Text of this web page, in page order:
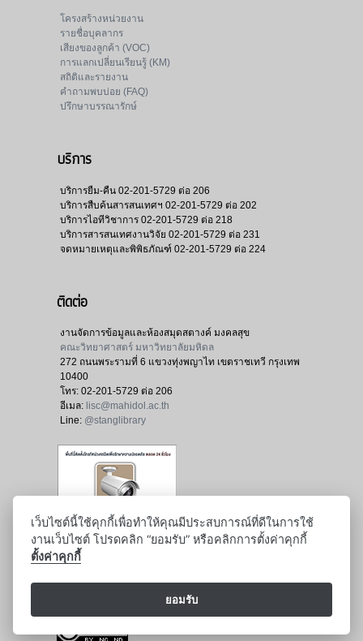
โครงสร้างหน่วยงาน
รายชื่อบุคลากร
เสียงของลูกค้า (VOC)
การแลกเปลี่ยนเรียนรู้ (KM)
สถิติและรายงาน
คำถามพบบ่อย (FAQ)
ปรึกษาบรรณารักษ์
บริการ
บริการยืม-คืน 02-201-5729 ต่อ 206
บริการสืบค้นสารสนเทศฯ 02-201-5729 ต่อ 202
บริการไอทีวิชาการ 02-201-5729 ต่อ 218
บริการสารสนเทศงานวิจัย 02-201-5729 ต่อ 231
จดหมายเหตุและพิพิธภัณฑ์ 02-201-5729 ต่อ 224
ติดต่อ
งานจัดการข้อมูลและห้องสมุดสตางค์ มงคลสุข
คณะวิทยาศาสตร์ มหาวิทยาลัยมหิดล
272 ถนนพระรามที่ 6 แขวงทุ่งพญาไท เขตราชเทวี กรุงเทพ
10400
โทร: 02-201-5729 ต่อ 206
อีเมล: lisc@mahidol.ac.th
Line: @stanglibrary
เว็บไซต์นี้ใช้คุกกี้เพื่อทำให้คุณมีประสบการณ์ที่ดีในการใช้
งานเว็บไซต์ โปรดคลิก “ยอมรับ” หรือคลิกการตั้งค่าคุกกี้
ตั้งค่าคุกกี้
ยอมรับ